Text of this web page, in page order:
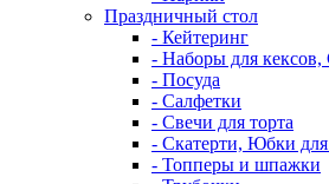
Праздничный стол
- Кейтеринг
- Наборы для кексов,
- Посуда
- Салфетки
- Свечи для торта
- Скатерти, Юбки для
- Топперы и шпажки